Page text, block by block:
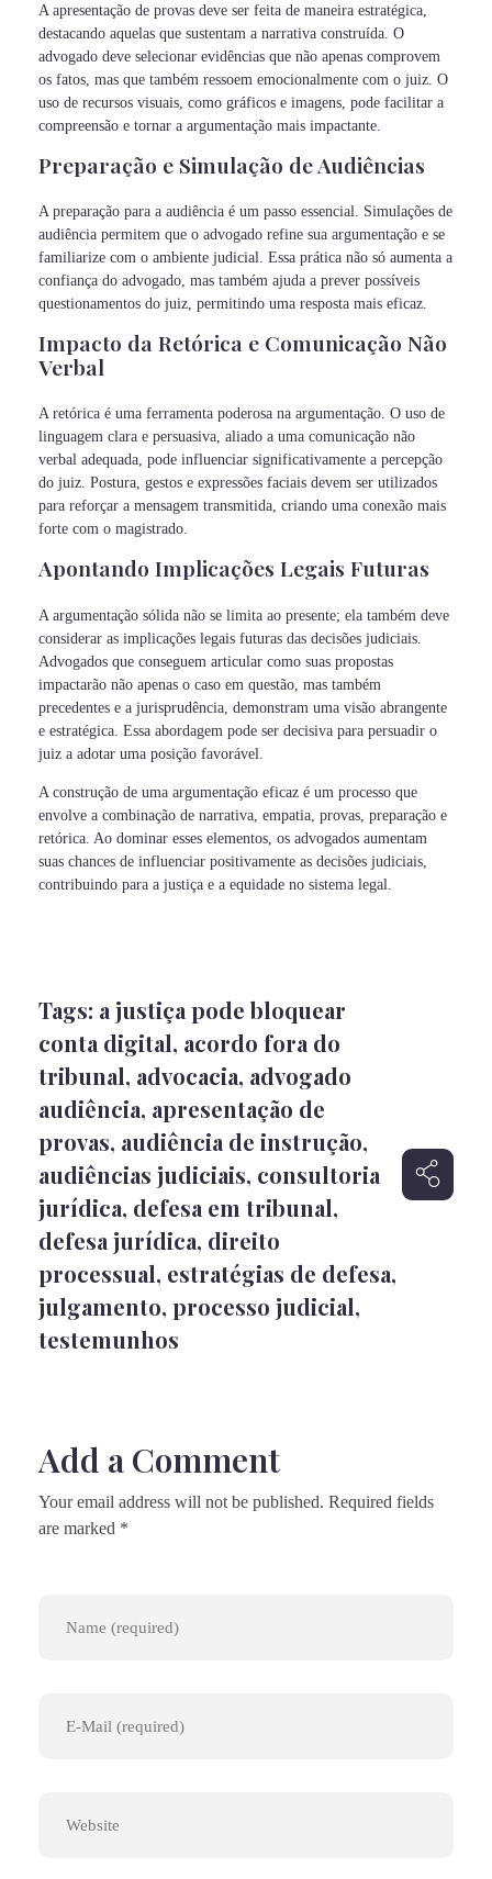
A apresentação de provas deve ser feita de maneira estratégica,
destacando aquelas que sustentam a narrativa construída. O
advogado deve selecionar evidências que não apenas comprovem
os fatos, mas que também ressoem emocionalmente com o juiz. O
uso de recursos visuais, como gráficos e imagens, pode facilitar a
compreensão e tornar a argumentação mais impactante.
Preparação e Simulação de Audiências
A preparação para a audiência é um passo essencial. Simulações de
audiência permitem que o advogado refine sua argumentação e se
familiarize com o ambiente judicial. Essa prática não só aumenta a
confiança do advogado, mas também ajuda a prever possíveis
questionamentos do juiz, permitindo uma resposta mais eficaz.
Impacto da Retórica e Comunicação Não
Verbal
A retórica é uma ferramenta poderosa na argumentação. O uso de
linguagem clara e persuasiva, aliado a uma comunicação não
verbal adequada, pode influenciar significativamente a percepção
do juiz. Postura, gestos e expressões faciais devem ser utilizados
para reforçar a mensagem transmitida, criando uma conexão mais
forte com o magistrado.
Apontando Implicações Legais Futuras
A argumentação sólida não se limita ao presente; ela também deve
considerar as implicações legais futuras das decisões judiciais.
Advogados que conseguem articular como suas propostas
impactarão não apenas o caso em questão, mas também
precedentes e a jurisprudência, demonstram uma visão abrangente
e estratégica. Essa abordagem pode ser decisiva para persuadir o
juiz a adotar uma posição favorável.
A construção de uma argumentação eficaz é um processo que
envolve a combinação de narrativa, empatia, provas, preparação e
retórica. Ao dominar esses elementos, os advogados aumentam
suas chances de influenciar positivamente as decisões judiciais,
contribuindo para a justiça e a equidade no sistema legal.
Tags: a justiça pode bloquear
conta digital, acordo fora do
tribunal, advocacia, advogado
audiência, apresentação de
provas, audiência de instrução,
audiências judiciais, consultoria
jurídica, defesa em tribunal,
defesa jurídica, direito
processual, estratégias de defesa,
julgamento, processo judicial,
testemunhos
Add a Comment
Your email address will not be published. Required fields
are marked *